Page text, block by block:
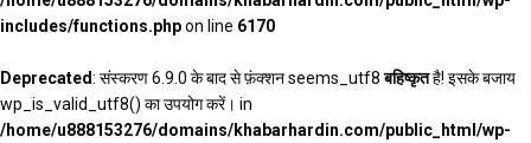
includes/functions.phpon line 6170
Deprecated: संस्करण 6.9.0 के बाद से फ़ंक्शन seems_utf8बहिष्कृतहै! इसके बजाय
wp_is_valid_utf8() का उपयोग करें। in
/home/u888153276/domains/khabarhardin.com/public_html/wp-